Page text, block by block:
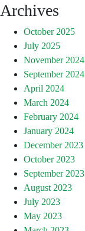
Archives
October 2025
July 2025
November 2024
September 2024
April 2024
March 2024
February 2024
January 2024
December 2023
October 2023
September 2023
August 2023
July 2023
May 2023